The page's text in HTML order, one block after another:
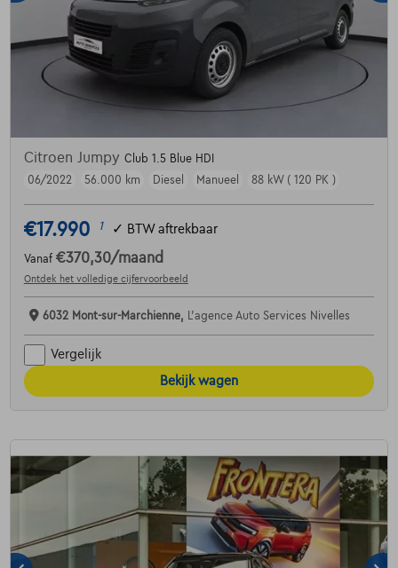
Citroen Jumpy Club 1.5 Blue HDI
06/2022
56.000 km Diesel Manueel 88 kW ( 120 PK )
€17.990 1 ✓ BTW aftrekbaar
Vanaf €370,30/maand
Ontdek het volledige cijfervoorbeeld
6032 Mont-sur-Marchienne, L'agence Auto Services Nivelles
Vergelijk
Bekijk wagen